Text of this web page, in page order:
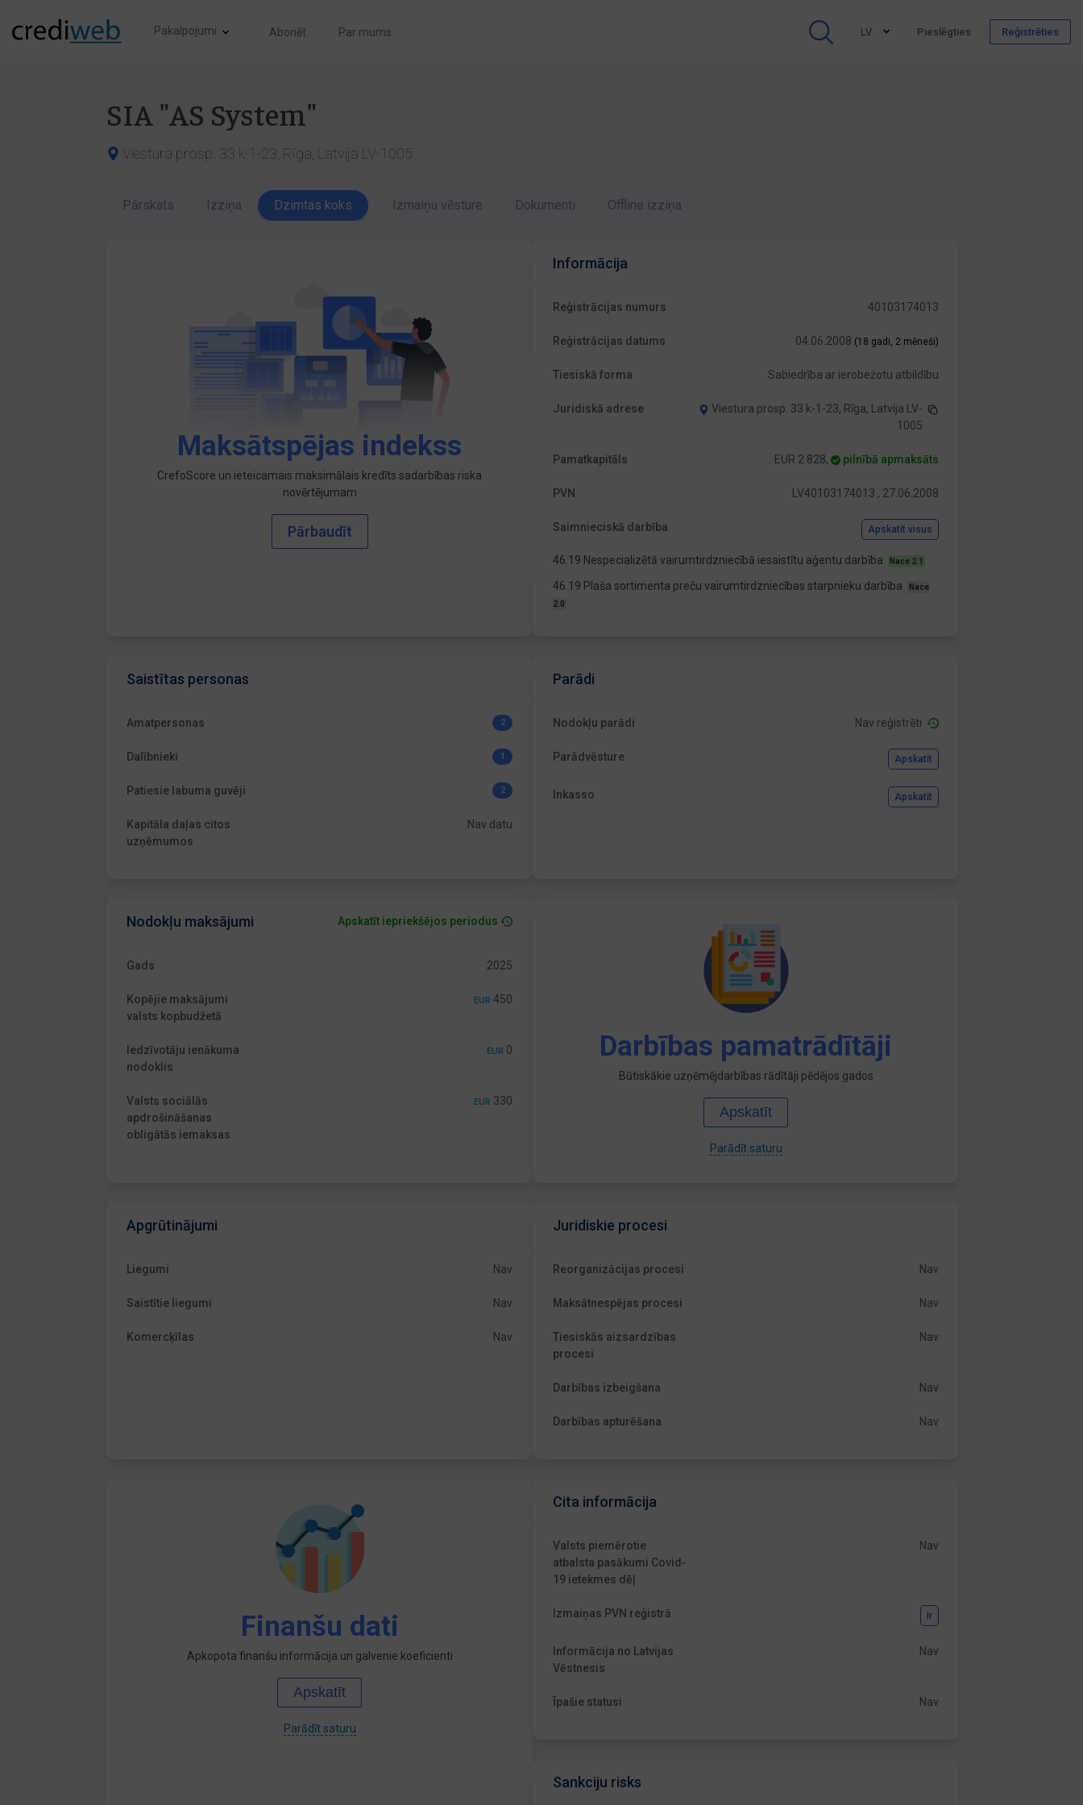
Pakalpojumi Abonēt Par mums LV Pieslēgties Reģistrēties
SIA "AS System"
Viestura prosp. 33 k-1-23, Rīga, Latvija LV-1005
Pārskats Izziņa Dzimtas koks Izmaiņu vēsture Dokumenti Offline izziņa
Maksātspējas indekss
CrefoScore un ieteicamais maksimālais kredīts sadarbības riska
novērtējumam
Pārbaudīt
Informācija
Reģistrācijas numurs 40103174013
Reģistrācijas datums 04.06.2008 (18 gadi, 2 mēneši)
Tiesiskā forma Sabiedrība ar ierobežotu atbildību
Juridiskā adrese
Viestura prosp. 33 k-1-23, Rīga, Latvija LV-
1005
Pamatkapitāls EUR 2 828, pilnībā apmaksāts
PVN LV40103174013 , 27.06.2008
Saimnieciskā darbība Apskatīt visus
46.19 Nespecializētā vairumtirdzniecībā iesaistītu aģentu darbība Nace 2.1
46.19 Plaša sortimenta preču vairumtirdzniecības starpnieku darbība
Nace
2.0
Saistītas personas
Amatpersonas 2
Dalībnieki 1
Patiesie labuma guvēji 2
Kapitāla daļas citos
uzņēmumos
Nav datu
Parādi
Nodokļu parādi Nav reģistrēti
Parādvēsture Apskatīt
Inkasso Apskatīt
Nodokļu maksājumi Apskatīt iepriekšējos periodus
Gads 2025
Kopējie maksājumi
valsts kopbudžetā
EUR 450
Iedzīvotāju ienākuma
nodoklis
EUR 0
Valsts sociālās
apdrošināšanas
obligātās iemaksas
EUR 330
Darbības pamatrādītāji
Būtiskākie uzņēmējdarbības rādītāji pēdējos gados
Apskatīt
Parādīt saturu
Apgrūtinājumi
Liegumi Nav
Saistītie liegumi Nav
Komercķīlas Nav
Juridiskie procesi
Reorganizācijas procesi Nav
Maksātnespējas procesi Nav
Tiesiskās aizsardzības
procesi
Nav
Darbības izbeigšana Nav
Darbības apturēšana Nav
Finanšu dati
Apkopota finanšu informācija un galvenie koeficienti
Apskatīt
Parādīt saturu
Cita informācija
Valsts piemērotie
atbalsta pasākumi Covid-
19 ietekmes dēļ
Nav
Izmaiņas PVN reģistrā Ir
Informācija no Latvijas
Vēstnesis
Nav
Īpašie statusi Nav
Sankciju risks